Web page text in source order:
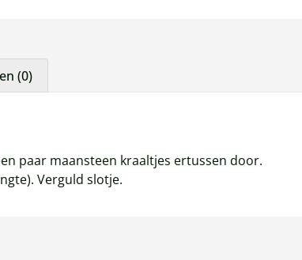
(0)
paar maansteen kraaltjes ertussen door.
Verguld slotje.